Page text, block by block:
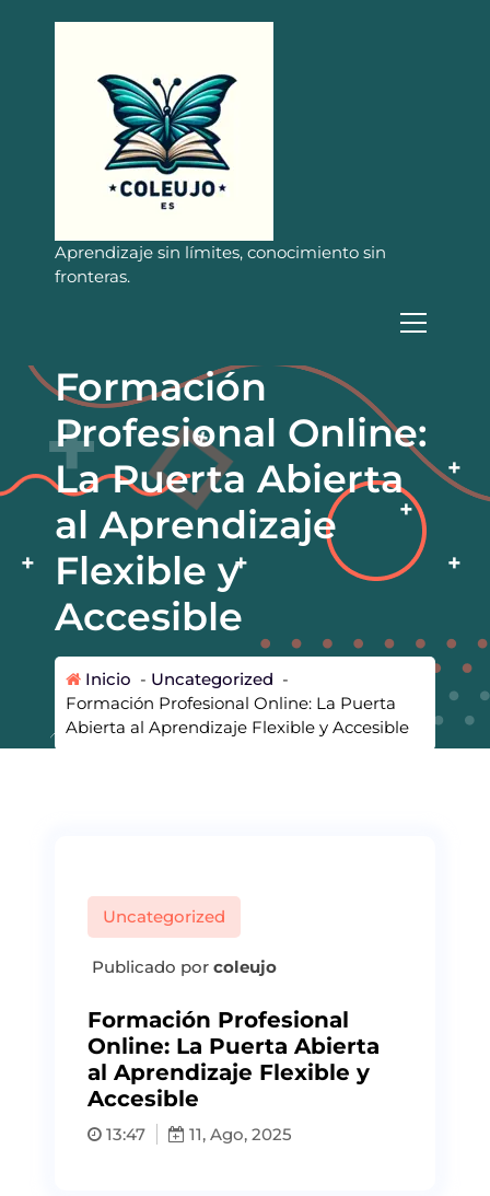
Aprendizaje sin límites, conocimiento sin
fronteras.
Formación
Profesional Online:
La Puerta Abierta
al Aprendizaje
Flexible y
Accesible
Inicio - Uncategorized -
Formación Profesional Online: La Puerta
Abierta al Aprendizaje Flexible y Accesible
Uncategorized
Publicado por coleujo
Formación Profesional
Online: La Puerta Abierta
al Aprendizaje Flexible y
Accesible
13:47 11, Ago, 2025